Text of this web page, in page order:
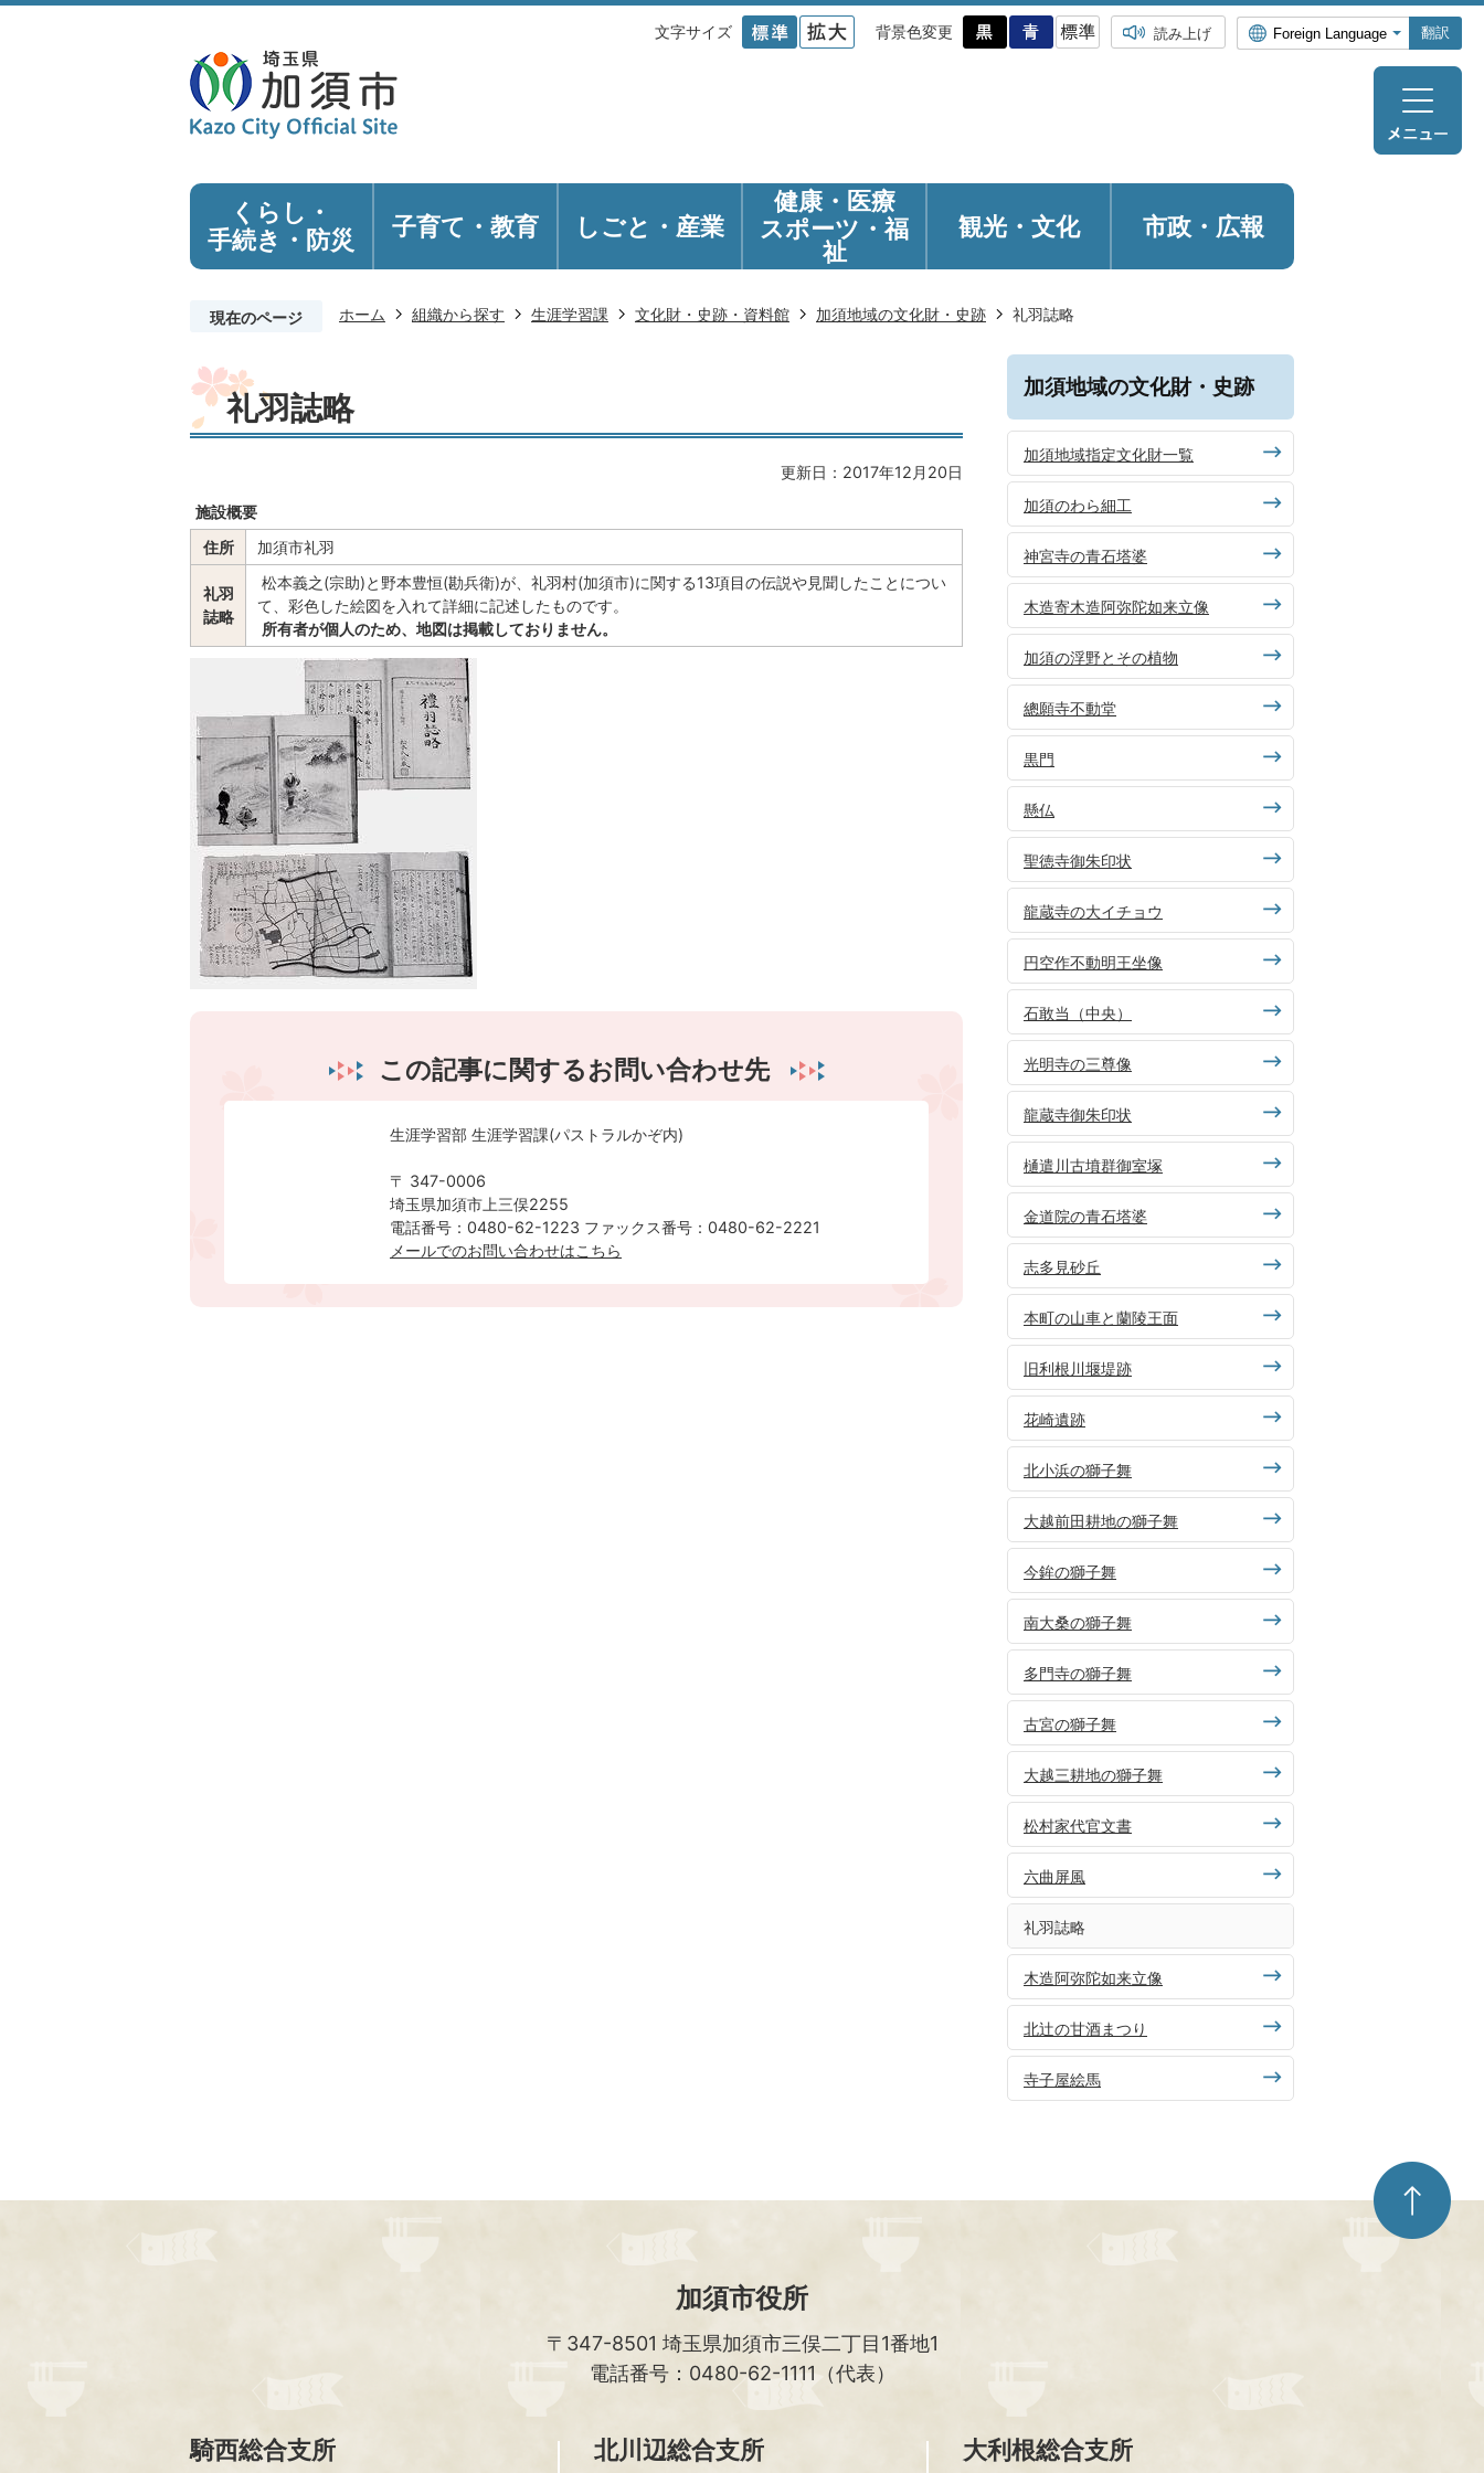
文字サイズ 背景色変更 読み上げ 翻訳
くらし・
手続き ・防災 子育て・教育 しごと・産業
健康・医療
スポーツ・福
祉
観光・ 文化 市政・広報
現在のページ ホーム 組織から探す 生涯学習課 文化財・史跡・資料館 加須地域の文化財・史跡 礼羽誌略
礼羽誌略
更新日：2017年12月20日
施設概要
住所
加須市礼羽
礼羽
誌略
松本義之(宗助)と野本豊恒(勘兵衛)が、礼羽村(加須市)に関する13項目の伝説や見聞したことについ
て、彩色した絵図を入れて詳細に記述したものです。
所有者が個人のため、地図は掲載しておりません。
この記事に関するお問い合わせ先
生涯学習部 生涯学習課(パストラルかぞ内)
〒 347-0006
埼玉県加須市上三俣2255
電話番号：0480-62-1223 ファックス番号：0480-62-2221
メールでのお問い合わせはこちら
加須地域の文化財・史跡
加須地域指定文化財一覧
加須のわら細工
神宮寺の青石塔婆
木造寄木造阿弥陀如来立像
加須の浮野とその植物
總願寺不動堂
黒門
懸仏
聖徳寺御朱印状
龍蔵寺の大イチョウ
円空作不動明王坐像
石敢当（中央）
光明寺の三尊像
龍蔵寺御朱印状
樋遣川古墳群御室塚
金道院の青石塔婆
志多見砂丘
本町の山車と蘭陵王面
旧利根川堰堤跡
花崎遺跡
北小浜の獅子舞
大越前田耕地の獅子舞
今鉾の獅子舞
南大桑の獅子舞
多門寺の獅子舞
古宮の獅子舞
大越三耕地の獅子舞
松村家代官文書
六曲屏風
礼羽誌略
木造阿弥陀如来立像
北辻の甘酒まつり
寺子屋絵馬
ペ
ー
ジ
加須市役所
〒347-8501 埼玉県加須市三俣二丁目1番地1
電話番号：0480-62-1111（代表）
騎西総合支所 北川辺総合支所 大利根総合支所